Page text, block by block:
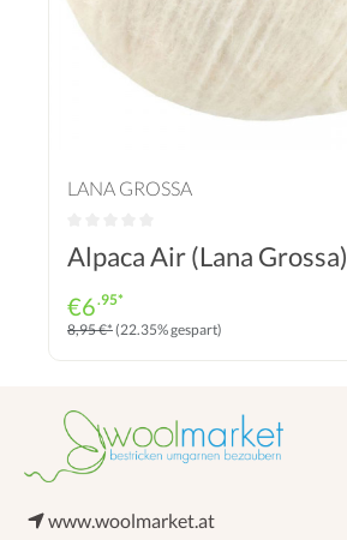
LANA GROSSA
Alpaca Air (Lana Grossa)
€6.95*
8,95 €*(22.35% gespart)
www.woolmarket.at